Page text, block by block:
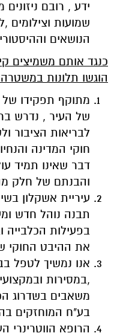
ידע , רובם
שמועות וצילומים
הנושאים
כנגד אותם משמיצים
הוגשו תלונות במשטרה
מתוקף תפקידו של
של העיר , נדרש
לבריאות הציבור
חוקי המדינה
דבר שאינו תמיד
והבנתם של חלק
עיריית אשקלון
תבנה נוהל חדש
בפעילות הכלבייה
את ההיבט החוקי
אנו נמשיך לטפל
,במסירות
משאבים בשדרוג
בע"ח המוחזקים
הרופא הווטרינרי